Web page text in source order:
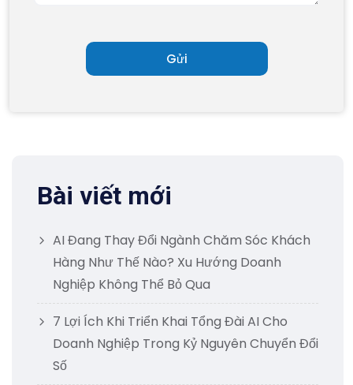
Bài viết mới
AI Đang Thay Đổi Ngành Chăm Sóc Khách
Hàng Như Thế Nào? Xu Hướng Doanh
Nghiệp Không Thể Bỏ Qua
7 Lợi Ích Khi Triển Khai Tổng Đài AI Cho
Doanh Nghiệp Trong Kỷ Nguyên Chuyển Đổi
Số